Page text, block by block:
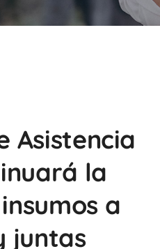
Asistencia
la
a
juntas